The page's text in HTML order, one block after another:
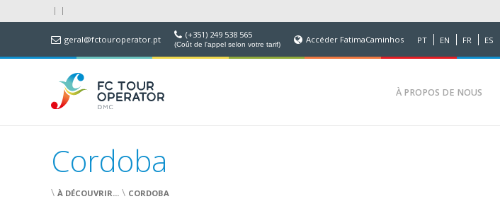
geral@fctouroperator.pt (+351) 249 538 565
(Coût de l'appel selon votre tarif) Accéder FatimaCaminhos PT EN FR ES
À PROPOS DE NOUS
Cordoba
\ À DÉCOUVRIR... \ CORDOBA